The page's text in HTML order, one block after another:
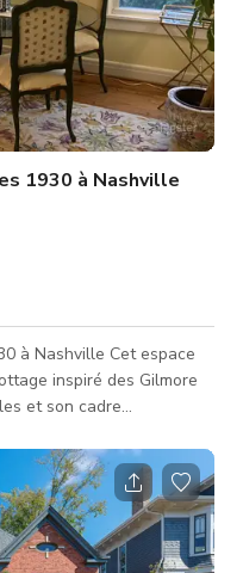
1930 à Nashville
Cet espace
inspiré des Gilmore
et son cadre
les productions
et de chaleur. Le cottage
quartier historique bordé